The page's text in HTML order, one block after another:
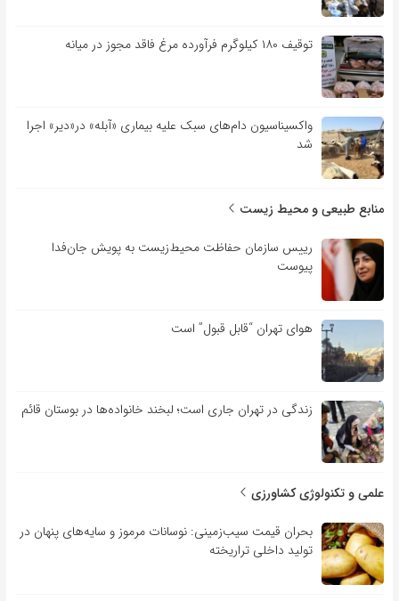
توقیف ۱۸۰ کیلوگرم فرآورده مرغ فاقد مجوز در میانه
واکسیناسیون دام‌های سبک علیه بیماری «آبله» در«دیر» اجرا
شد
منابع طبیعی و محیط زیست
رییس سازمان حفاظت محیط‌زیست به پویش جان‌فدا
پیوست
هوای تهران “قابل قبول” است
زندگی در تهران جاری است؛ لبخند خانواده‌ها در بوستان قائم
علمی و تکنولوژی کشاورزی
بحران قیمت سیب‌زمینی: نوسانات مرموز و سایه‌های پنهان در
تولید داخلی تراریخته